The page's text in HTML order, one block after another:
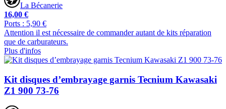
La Bécanerie
16,00 €
Ports : 5,90 €
Attention il est nécessaire de commander autant de kits réparation
que de carburateurs.
Plus d'infos
Kit disques d’embrayage garnis Tecnium Kawasaki
Z1 900 73-76